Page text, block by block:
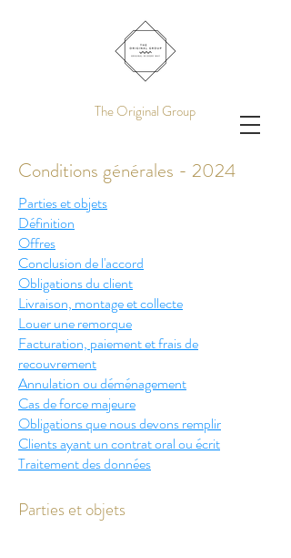
The Original Group
Conditions générales - 2024
Parties et objets
Définition
Offres
Conclusion de l'accord
Obligations du client
Livraison, montage et collecte
Louer une remorque
Facturation, paiement et frais de
recouvrement
Annulation ou déménagement
Cas de force majeure
Obligations que nous devons remplir
Clients ayant un contrat oral ou écrit
Traitement des données
Parties et objets